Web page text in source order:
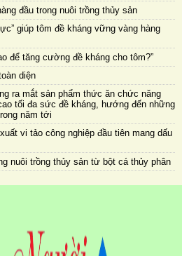
đầu trong nuôi trồng thủy sản
giúp tôm đề kháng vững vàng hàng
để tăng cường đề kháng cho tôm?”
diện
ra mắt sản phẩm thức ăn chức năng
tối đa sức đề kháng, hướng đến những
năm tới
vi tảo công nghiệp đầu tiên mang dấu
nuôi trồng thủy sản từ bột cá thủy phân